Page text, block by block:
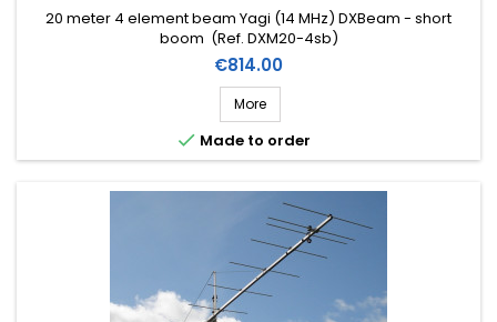
20 meter 4 element beam Yagi (14 MHz) DXBeam - short
boom (Ref. DXM20-4sb)
Price
€814.00
More
 Made to order